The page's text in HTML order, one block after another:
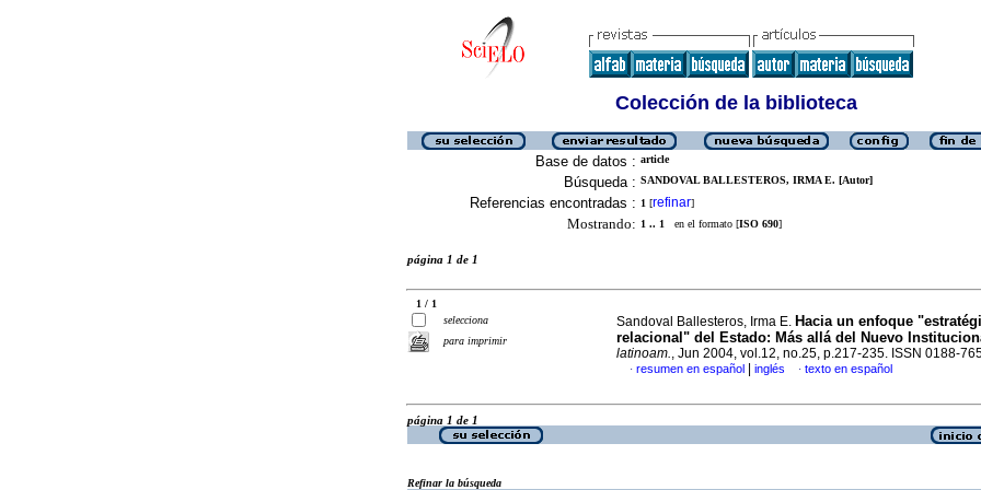
Colección de la biblioteca
Base de datos : article
Búsqueda : SANDOVAL BALLESTEROS, IRMA E. [Autor]
Referencias encontradas : 1 [refinar]
Mostrando: 1 .. 1 en el formato [ISO 690]
página 1 de 1
1 / 1
selecciona
para imprimir
Sandoval Ballesteros, Irma E. Hacia un enfoque
relacional" del Estado: Más allá del Nuevo
latinoam., Jun 2004, vol.12, no.25, p.217-235. ISSN 0188-
· resumen en español inglés · texto en español
página 1 de 1
Refinar la búsqueda